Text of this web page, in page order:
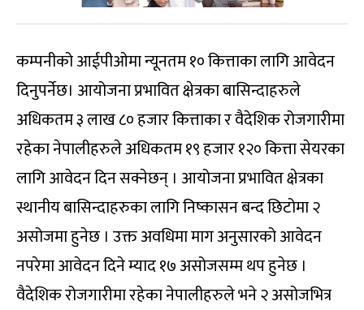
कम्पनीको आईपीओमा न्यूनतम १० कित्ताका लागि आवेदन
दिनुपर्नेछ। आयोजना प्रभावित क्षेत्रका बासिन्दाहरुले
अधिकतम ३ लाख ८० हजार कित्ताका र वैदेशिक रोजगारीमा
रहेका नेपालीहरुले अधिकतम १९ हजार १२० कित्ता सेयरका
लागि आवेदन दिन सक्नेछन् । आयोजना प्रभावित क्षेत्रका
स्थानीय बासिन्दाहरुका लागि निष्कासन बन्द छिटोमा २
असोजमा हुनेछ । उक्त अवधिमा माग अनुसारको आवेदन
नपरेमा आवेदन दिने म्याद १७ असोजसम्म थप हुनेछ ।
वैदेशिक रोजगारीमा रहेका नेपालीहरुले भने २ असोजभित्र